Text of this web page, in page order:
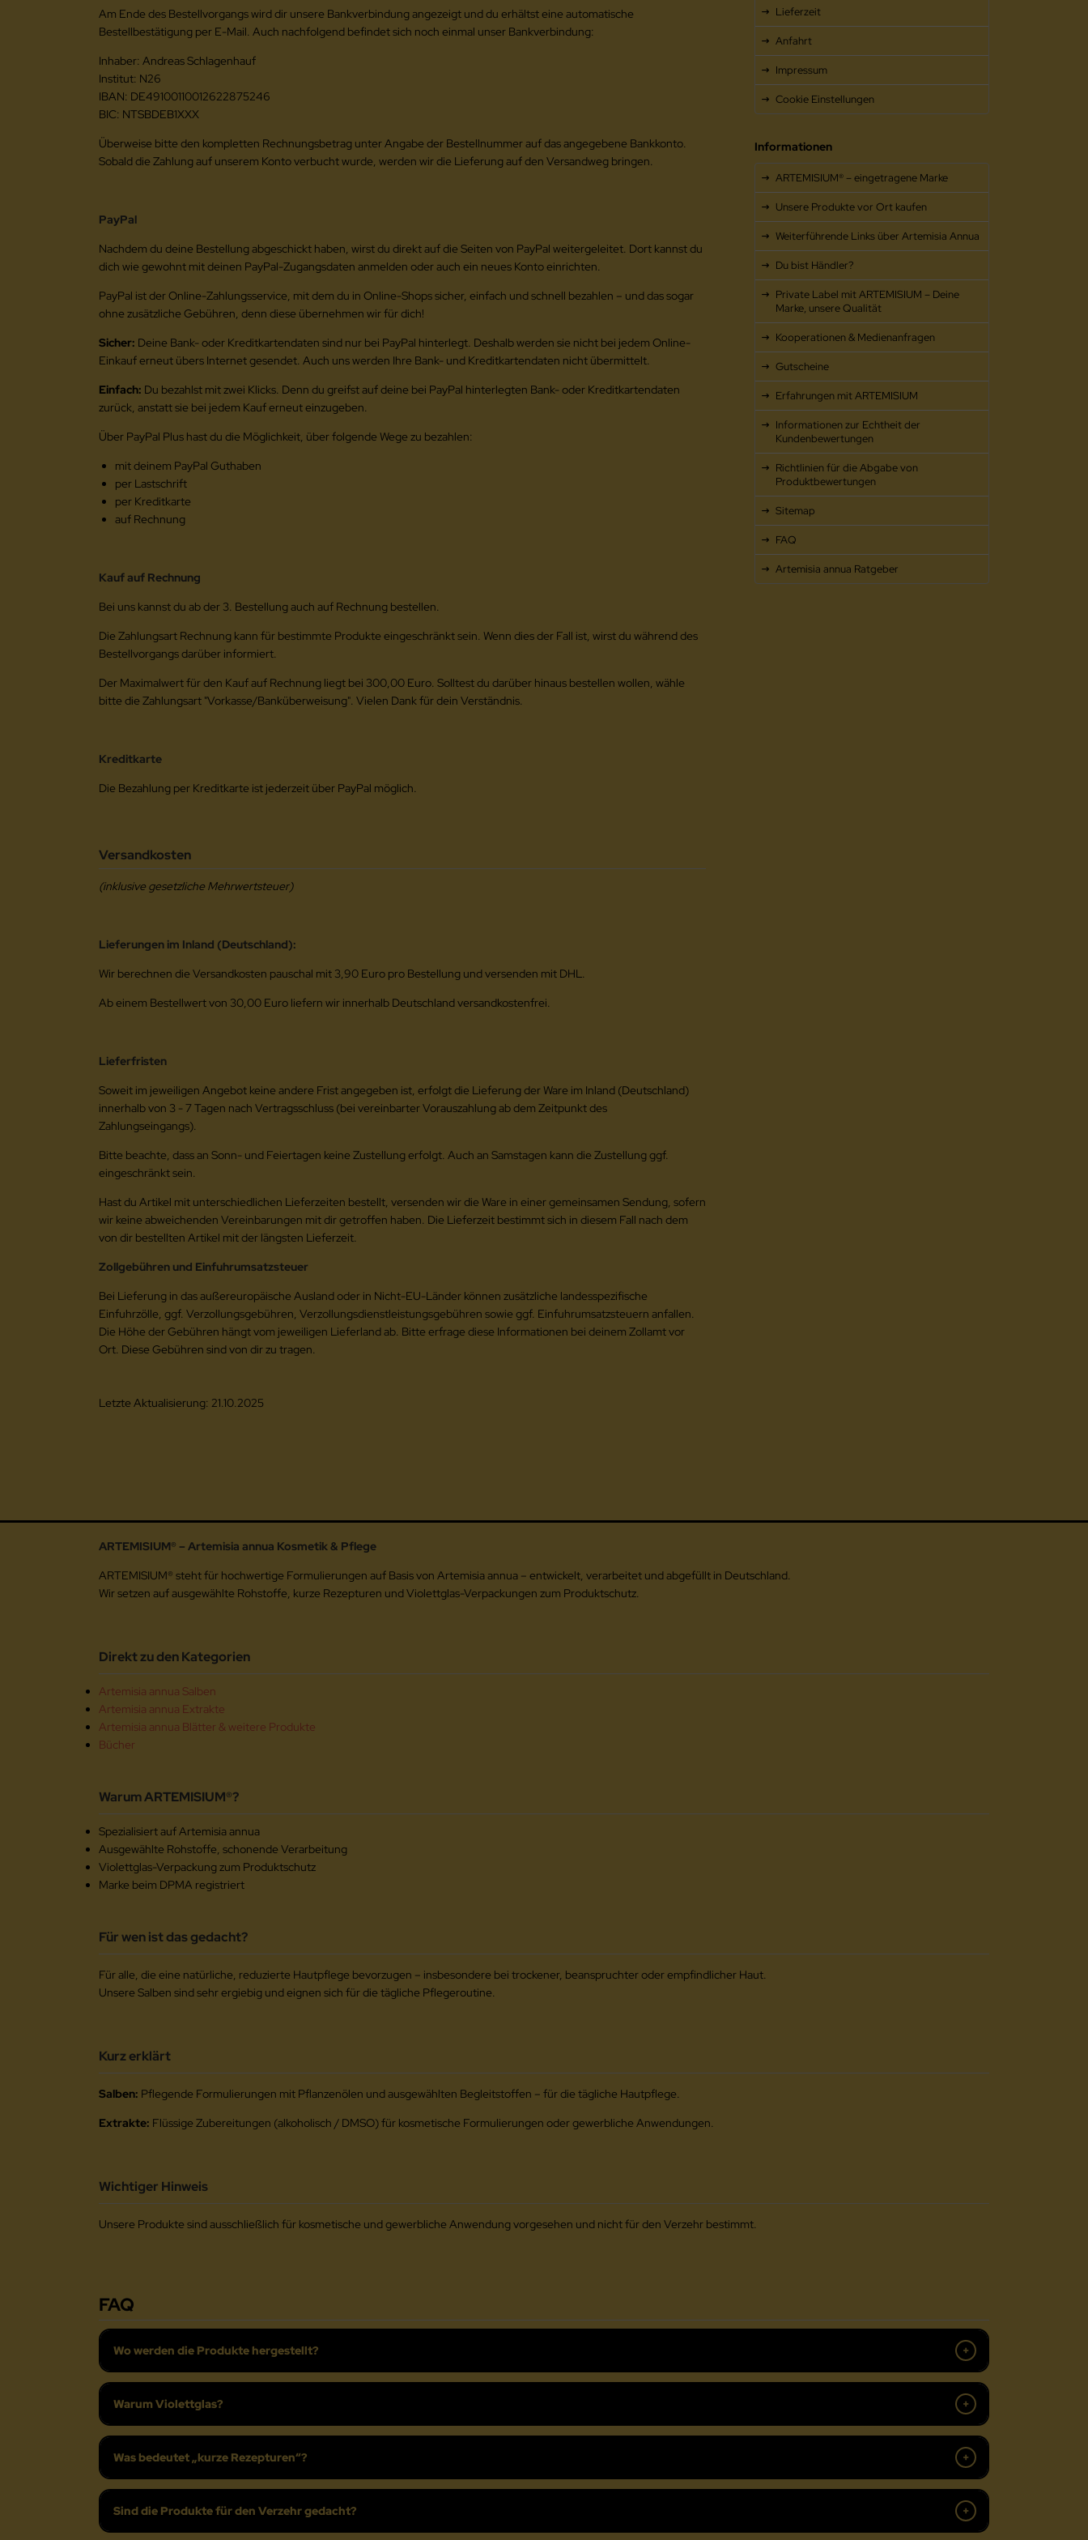
Am Ende des Bestellvorgangs wird dir unsere Bankverbindung angezeigt und du erhältst eine automatische
Bestellbestätigung per E-Mail. Auch nachfolgend befindet sich noch einmal unser Bankverbindung:
Inhaber: Andreas Schlagenhauf
Institut: N26
IBAN: DE49100110012622875246
BIC: NTSBDEB1XXX
Überweise bitte den kompletten Rechnungsbetrag unter Angabe der Bestellnummer auf das angegebene Bankkonto.
Sobald die Zahlung auf unserem Konto verbucht wurde, werden wir die Lieferung auf den Versandweg bringen.
PayPal
Nachdem du deine Bestellung abgeschickt haben, wirst du direkt auf die Seiten von PayPal weitergeleitet. Dort kannst du
dich wie gewohnt mit deinen PayPal-Zugangsdaten anmelden oder auch ein neues Konto einrichten.
PayPal ist der Online-Zahlungsservice, mit dem du in Online-Shops sicher, einfach und schnell bezahlen – und das sogar
ohne zusätzliche Gebühren, denn diese übernehmen wir für dich!
Sicher: Deine Bank- oder Kreditkartendaten sind nur bei PayPal hinterlegt. Deshalb werden sie nicht bei jedem Online-
Einkauf erneut übers Internet gesendet. Auch uns werden Ihre Bank- und Kreditkartendaten nicht übermittelt.
Einfach: Du bezahlst mit zwei Klicks. Denn du greifst auf deine bei PayPal hinterlegten Bank- oder Kreditkartendaten
zurück, anstatt sie bei jedem Kauf erneut einzugeben.
Über PayPal Plus hast du die Möglichkeit, über folgende Wege zu bezahlen:
mit deinem PayPal Guthaben
per Lastschrift
per Kreditkarte
auf Rechnung
Kauf auf Rechnung
Bei uns kannst du ab der 3. Bestellung auch auf Rechnung bestellen.
Die Zahlungsart Rechnung kann für bestimmte Produkte eingeschränkt sein. Wenn dies der Fall ist, wirst du während des
Bestellvorgangs darüber informiert.
Der Maximalwert für den Kauf auf Rechnung liegt bei 300,00 Euro. Solltest du darüber hinaus bestellen wollen, wähle
bitte die Zahlungsart "Vorkasse/Banküberweisung". Vielen Dank für dein Verständnis.
Kreditkarte
Die Bezahlung per Kreditkarte ist jederzeit über PayPal möglich.
Versandkosten
(inklusive gesetzliche Mehrwertsteuer)
Lieferungen im Inland (Deutschland):
Wir berechnen die Versandkosten pauschal mit 3,90 Euro pro Bestellung und versenden mit DHL.
Ab einem Bestellwert von 30,00 Euro liefern wir innerhalb Deutschland versandkostenfrei.
Lieferfristen
Soweit im jeweiligen Angebot keine andere Frist angegeben ist, erfolgt die Lieferung der Ware im Inland (Deutschland)
innerhalb von 3 - 7 Tagen nach Vertragsschluss (bei vereinbarter Vorauszahlung ab dem Zeitpunkt des
Zahlungseingangs).
Bitte beachte, dass an Sonn- und Feiertagen keine Zustellung erfolgt. Auch an Samstagen kann die Zustellung ggf.
eingeschränkt sein.
Hast du Artikel mit unterschiedlichen Lieferzeiten bestellt, versenden wir die Ware in einer gemeinsamen Sendung, sofern
wir keine abweichenden Vereinbarungen mit dir getroffen haben. Die Lieferzeit bestimmt sich in diesem Fall nach dem
von dir bestellten Artikel mit der längsten Lieferzeit.
Zollgebühren und Einfuhrumsatzsteuer
Bei Lieferung in das außereuropäische Ausland oder in Nicht-EU-Länder können zusätzliche landesspezifische
Einfuhrzölle, ggf. Verzollungsgebühren, Verzollungsdienstleistungsgebühren sowie ggf. Einfuhrumsatzsteuern anfallen.
Die Höhe der Gebühren hängt vom jeweiligen Lieferland ab. Bitte erfrage diese Informationen bei deinem Zollamt vor
Ort. Diese Gebühren sind von dir zu tragen.
Letzte Aktualisierung: 21.10.2025
Lieferzeit
Anfahrt
Impressum
Cookie Einstellungen
Informationen
ARTEMISIUM® – eingetragene Marke
Unsere Produkte vor Ort kaufen
Weiterführende Links über Artemisia Annua
Du bist Händler?
Private Label mit ARTEMISIUM – Deine
Marke, unsere Qualität
Kooperationen & Medienanfragen
Gutscheine
Erfahrungen mit ARTEMISIUM
Informationen zur Echtheit der
Kundenbewertungen
Richtlinien für die Abgabe von
Produktbewertungen
Sitemap
FAQ
Artemisia annua Ratgeber
ARTEMISIUM® – Artemisia annua Kosmetik & Pflege
ARTEMISIUM® steht für hochwertige Formulierungen auf Basis von Artemisia annua – entwickelt, verarbeitet und abgefüllt in Deutschland.
Wir setzen auf ausgewählte Rohstoffe, kurze Rezepturen und Violettglas-Verpackungen zum Produktschutz.
Direkt zu den Kategorien
Artemisia annua Salben
Artemisia annua Extrakte
Artemisia annua Blätter & weitere Produkte
Bücher
Warum ARTEMISIUM®?
Spezialisiert auf Artemisia annua
Ausgewählte Rohstoffe, schonende Verarbeitung
Violettglas-Verpackung zum Produktschutz
Marke beim DPMA registriert
Für wen ist das gedacht?
Für alle, die eine natürliche, reduzierte Hautpflege bevorzugen – insbesondere bei trockener, beanspruchter oder empfindlicher Haut.
Unsere Salben sind sehr ergiebig und eignen sich für die tägliche Pflegeroutine.
Kurz erklärt
Salben: Pflegende Formulierungen mit Pflanzenölen und ausgewählten Begleitstoffen – für die tägliche Hautpflege.
Extrakte: Flüssige Zubereitungen (alkoholisch / DMSO) für kosmetische Formulierungen oder gewerbliche Anwendungen.
Wichtiger Hinweis
Unsere Produkte sind ausschließlich für kosmetische und gewerbliche Anwendung vorgesehen und nicht für den Verzehr bestimmt.
FAQ
Wo werden die Produkte hergestellt?
Warum Violettglas?
Was bedeutet „kurze Rezepturen“?
Sind die Produkte für den Verzehr gedacht?